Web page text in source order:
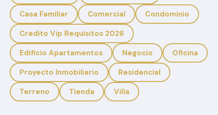
Casa Familiar
Comercial
Condominio
Credito Vip Requisitos 2026
Edificio Apartamentos
Negocio
Oficina
Proyecto Inmobiliario
Residencial
Terreno
Tienda Villa